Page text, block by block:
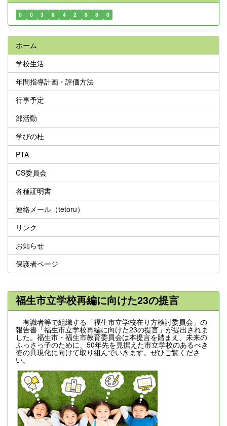
0 0 3 8 4 2 8 8 0
ホーム
学校生活
年間指導計画・評価方法
行事予定
部活動
学びの杜
PTA
CS委員会
各種証明書
連絡メール（tetoru）
リンク
お知らせ
保護者ページ
福生市立学校再編に向けた23の提言
有識者等で組織する「福生市立学校在り方検討委員会」の
報告書「福生市立学校再編に向けた23の提言」が提出されま
した。福生市・福生市教育委員会は本提言を踏まえ、未来の
ふっさっ子のために、50年先を見据えた市立学校のあるべき
姿の具現化に向けて取り組んでいきます。ぜひご覧くださ
い。